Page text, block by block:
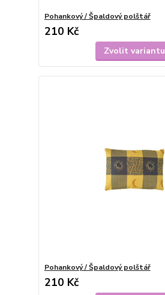
Pohankový / Špaldový polštář
210 Kč
Zvolit variantu
Pohankový / Špaldový polštář
210 Kč